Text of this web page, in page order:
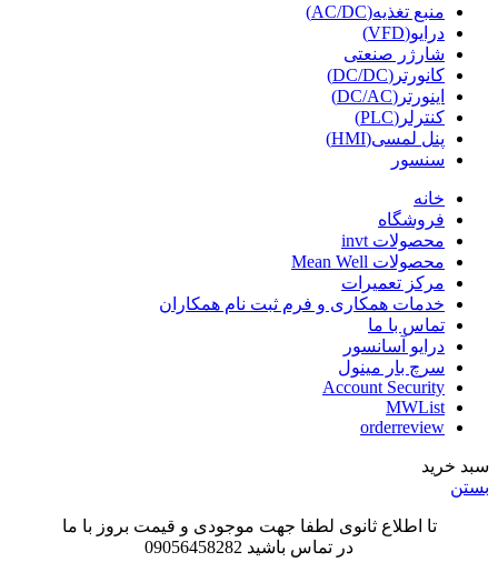
منبع تغذیه(AC/DC)
درایو(VFD)
شارژر صنعتی
کانورتر(DC/DC)
اینورتر(DC/AC)
کنترلر(PLC)
پنل لمسی(HMI)
سنسور
خانه
فروشگاه
محصولات invt
محصولات Mean Well
مرکز تعمیرات
خدمات همکاری و فرم ثبت نام همکاران
تماس با ما
درایو آسانسور
سرچ بار مینول
Account Security
MWList
orderreview
سبد خرید
بستن
تا اطلاع ثانوی لطفا جهت موجودی و قیمت بروز با ما
در تماس باشید 09056458282